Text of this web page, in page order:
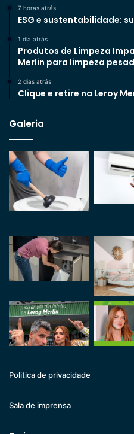
7 horas atrás
ESG e sustentabilidade:
1 dia atrás
Produtos de Limpeza
Merlin para limpeza
2 dias atrás
Clique e retire na Leroy
Galeria
Politica de privacidade
Sala de imprensa